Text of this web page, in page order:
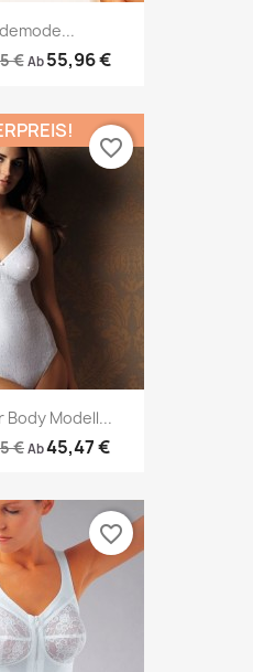
€ Ab 55,96 €
Body Modell...
€ Ab45,47 €
favorite_border
favorite_border